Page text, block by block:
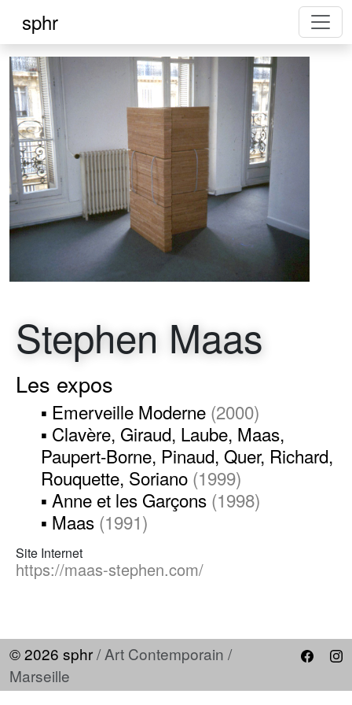
sphr
Stephen Maas
Les expos
▪ Emerveille Moderne (2000)
▪ Clavère, Giraud, Laube, Maas,
Paupert-Borne, Pinaud, Quer, Richard,
Rouquette, Soriano (1999)
▪ Anne et les Garçons (1998)
▪ Maas (1991)
Site Internet
https://maas-stephen.com/
© 2026 sphr/ Art Contemporain /
Marseille